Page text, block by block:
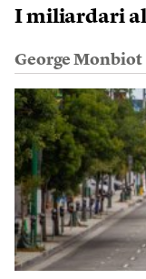
I miliardari
George Monbiot